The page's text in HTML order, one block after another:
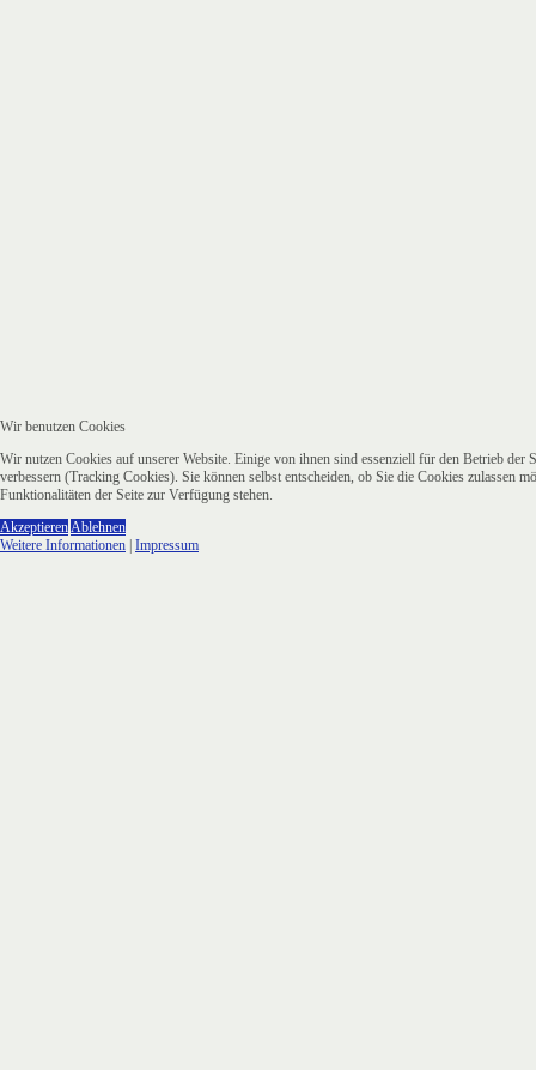
Wir benutzen Cookies
Wir nutzen Cookies auf unserer Website. Einige von ihnen sind essenziell für den Betrieb der
verbessern (Tracking Cookies). Sie können selbst entscheiden, ob Sie die Cookies zulassen
Funktionalitäten der Seite zur Verfügung stehen.
Akzeptieren Ablehnen
Weitere Informationen | Impressum